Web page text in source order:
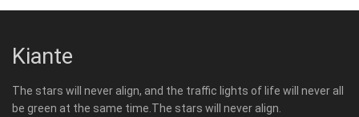
Kiante
The stars will never align, and the traffic lights of life will never all
be green at the same time.The stars will never align.